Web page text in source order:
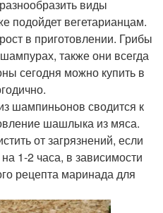
Шампиньоны в
сметанно-горчичном
маринаде
Шампиньоны с беконом
Шампиньоны с
виды
подойдет вегетарианцам.
в приготовлении. Грибы
также они всегда
сегодня можно купить в
шампиньонов сводится к
шашлыка из мяса.
от загрязнений, если
1-2 часа, в зависимости
рецепта маринада для